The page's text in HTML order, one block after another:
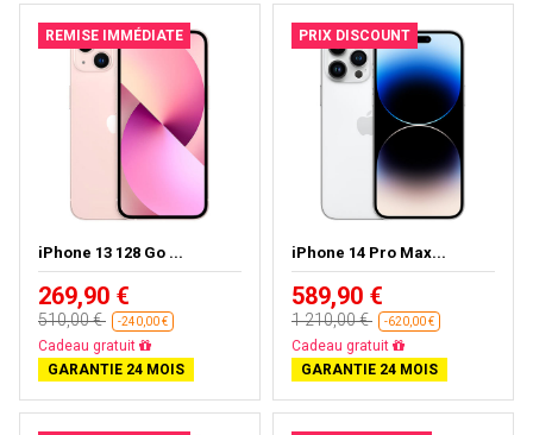
REMISE IMMÉDIATE
iPhone 13 128 Go ...
269,90 €
510,00 € -240,00 €
Cadeau gratuit
GARANTIE 24 MOIS
PRIX DISCOUNT
iPhone 14 Pro Max...
589,90 €
1 210,00 € -620,00 €
Cadeau gratuit
GARANTIE 24 MOIS